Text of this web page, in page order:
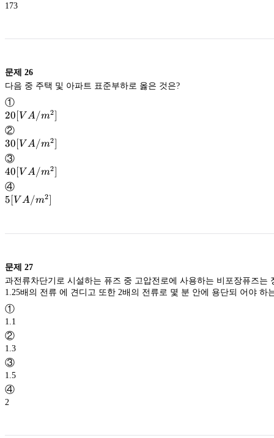
173
문제 26
다음 중 주택 및 아파트 표준부하로 옳은 것은?
①
20[VA/m^2]
20 [V A/m2]
②
30[VA/m^2]
30 [V A/m2]
③
40[VA/m^2]
40 [V A/m2]
④
5[VA/m^2]
5 [V A/m2]
문제 27
과전류차단기로 시설하는 퓨즈 중 고압전로에 사용하는 비포장퓨즈는
1.25배의 전류 에 견디고 또한 2배의 전류로 몇 분 안에 용단되 어야 하
①
1.1
②
1.3
③
1.5
④
2